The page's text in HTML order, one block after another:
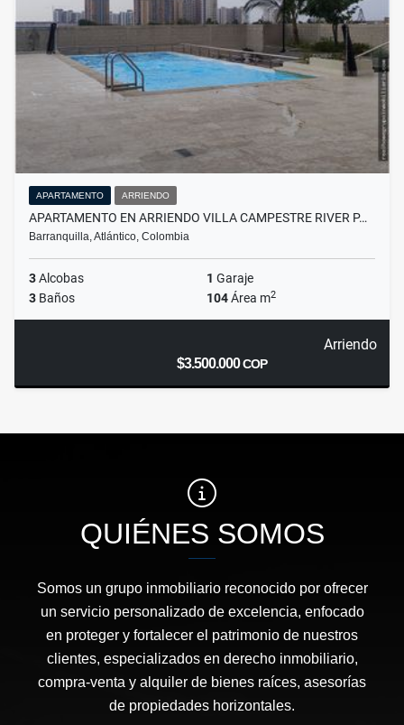
APARTAMENTO ARRIENDO
APARTAMENTO EN ARRIENDO VILLA CAMPESTRE RIVER P…
Barranquilla, Atlántico, Colombia
3Alcobas 1 Garaje
3 Baños 104Área m2
Arriendo
$3.500.000COP
QUIÉNES SOMOS
Somos un grupo inmobiliario reconocido por ofrecer
un servicio personalizado de excelencia, enfocado
en proteger y fortalecer el patrimonio de nuestros
clientes, especializados en derecho inmobiliario,
compra-venta y alquiler de bienes raíces, asesorías
de propiedades horizontales.